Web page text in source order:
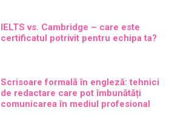
IELTS vs. Cambridge – care este
certificatul potrivit pentru echipa ta?
Scrisoare formală în engleză: tehnici
de redactare care pot îmbunătăți
comunicarea în mediul profesional